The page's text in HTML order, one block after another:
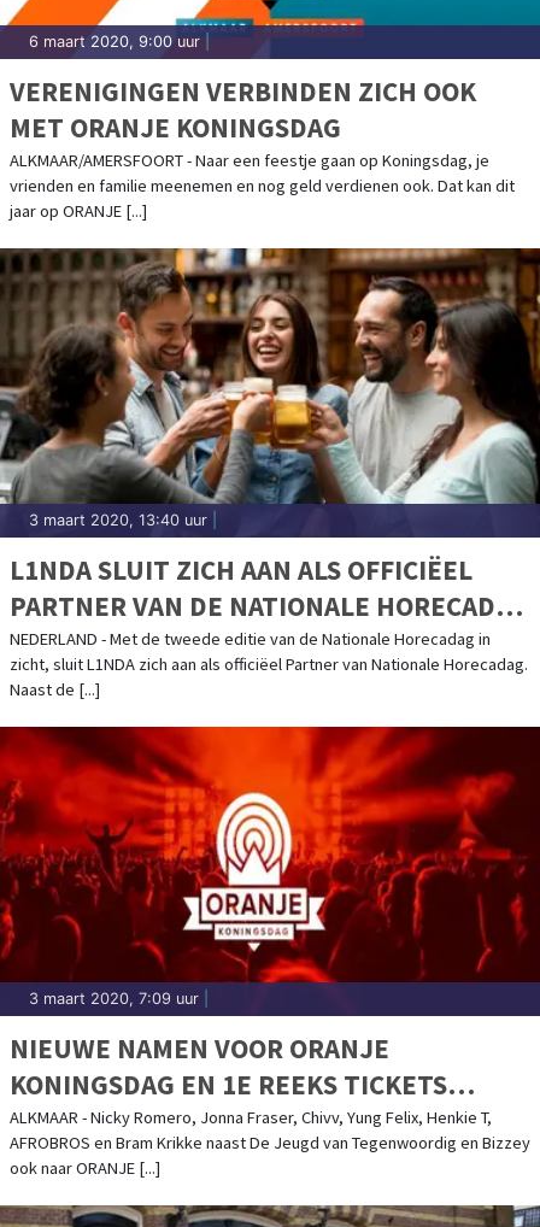
6 maart 2020, 9:00 uur|
VERENIGINGEN VERBINDEN ZICH OOK
MET ORANJE KONINGSDAG
ALKMAAR/AMERSFOORT - Naar een feestje gaan op Koningsdag, je
vrienden en familie meenemen en nog geld verdienen ook. Dat kan dit
jaar op ORANJE [...]
3 maart 2020, 13:40 uur
L1NDA SLUIT ZICH AAN ALS OFFICIËEL
PARTNER VAN DE NATIONALE HORECADAG
2020
NEDERLAND - Met de tweede editie van de Nationale Horecadag in
zicht, sluit L1NDA zich aan als officiëel Partner van Nationale Horecadag.
Naast de [...]
3 maart 2020, 7:09 uur
NIEUWE NAMEN VOOR ORANJE
KONINGSDAG EN 1E REEKS TICKETS
UITVERKOCHT
ALKMAAR - Nicky Romero, Jonna Fraser, Chivv, Yung Felix, Henkie T,
AFROBROS en Bram Krikke naast De Jeugd van Tegenwoordig en Bizzey
ook naar ORANJE [...]